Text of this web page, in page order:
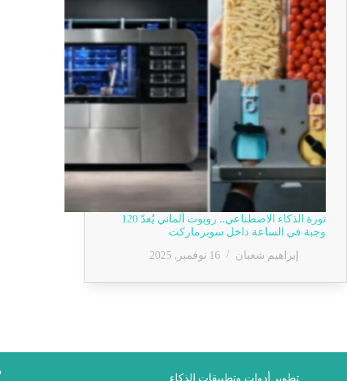
ثورة الذكاء الاصطناعي.. روبوت ألماني يُعدّ 120
وجبة في الساعة داخل سوبرماركت
إبراهيم شعبان
16 نوفمبر, 2025
تطوير أدوات وتطبيقات الذكاء